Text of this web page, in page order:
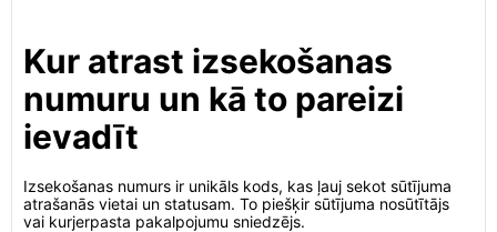
Kur atrast izsekošanas
numuru un kā to pareizi
ievadīt
Izsekošanas numurs ir unikāls kods, kas ļauj sekot sūtījuma
atrašanās vietai un statusam. To piešķir sūtījuma nosūtītājs
vai kurjerpasta pakalpojumu sniedzējs.